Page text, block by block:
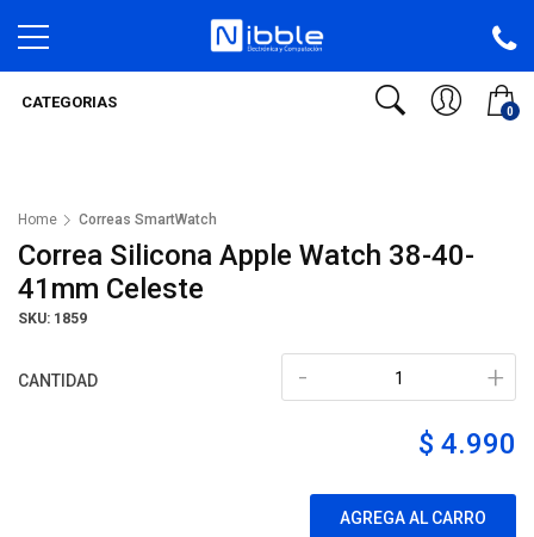
0
CATEGORIAS
Home Correas SmartWatch
Correa Silicona Apple Watch 38-40-
41mm Celeste
SKU: 1859
CANTIDAD +
-
$ 4.990
AGREGA AL CARRO